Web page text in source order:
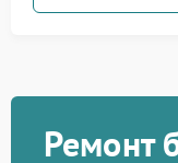
Ремонт